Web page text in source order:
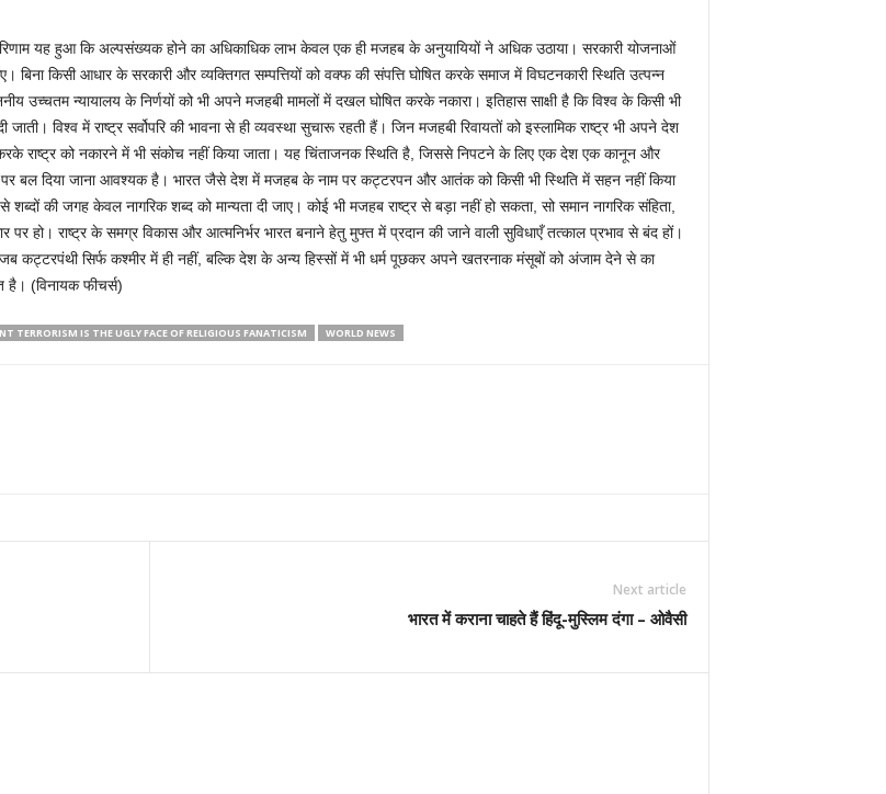
यह हुआ कि अल्पसंख्यक होने का अधिकाधिक लाभ केवल एक ही मजहब के अनुयायियों ने अधिक उठाया। सरकारी योजनाओं
किसी आधार के सरकारी और व्यक्तिगत सम्पत्तियों को वक्फ की संपत्ति घोषित करके समाज में विघटनकारी स्थिति उत्पन्न
न्यायालय के निर्णयों को भी अपने मजहबी मामलों में दखल घोषित करके नकारा। इतिहास साक्षी है कि विश्व के किसी भी
जाती। विश्व में राष्ट्र सर्वोपरि की भावना से ही व्यवस्था सुचारू रहती हैं। जिन मजहबी रिवायतों को इस्लामिक राष्ट्र भी अपने देश
राष्ट्र को नकारने में भी संकोच नहीं किया जाता। यह चिंताजनक स्थिति है, जिससे निपटने के लिए एक देश एक कानून और
बल दिया जाना आवश्यक है। भारत जैसे देश में मजहब के नाम पर कट्टरपन और आतंक को किसी भी स्थिति में सहन नहीं किया
जगह केवल नागरिक शब्द को मान्यता दी जाए। कोई भी मजहब राष्ट्र से बड़ा नहीं हो सकता, सो समान नागरिक संहिता,
हो। राष्ट्र के समग्र विकास और आत्मनिर्भर भारत बनाने हेतु मुफ्त में प्रदान की जाने वाली सुविधाएँ तत्काल प्रभाव से बंद हों।
जब कट्टरपंथी सिर्फ कश्मीर में ही नहीं, बल्कि देश के अन्य हिस्सों में भी धर्म पूछकर अपने खतरनाक मंसूबों को अंजाम देने से का
है। (विनायक फीचर्स)
TERRORISM IS THE UGLY FACE OF RELIGIOUS FANATICISM WORLD NEWS
Next article
भारत में कराना चाहते हैं हिंदू-मुस्लिम दंगा – ओवैसी